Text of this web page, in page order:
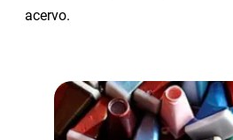
acervo.